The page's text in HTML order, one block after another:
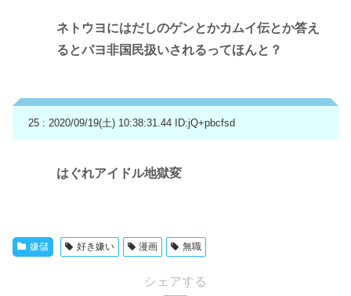
ネトウヨにはだしのゲンとかカムイ伝とか答え
るとパヨ非国民扱いされるってほんと？
25 : 2020/09/19(土) 10:38:31.44 ID:jQ+pbcfsd
はぐれアイドル地獄変
嫌儲 好き嫌い 漫画 無職
シェアする